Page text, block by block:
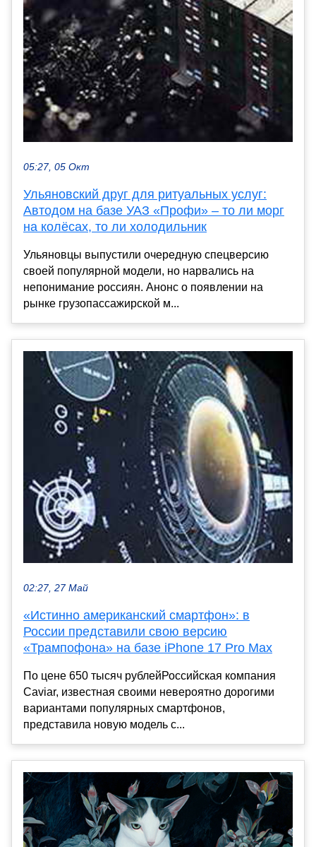
05:27, 05 Окт
Ульяновский друг для ритуальных услуг:
Автодом на базе УАЗ «Профи» – то ли морг
на колёсах, то ли холодильник
Ульяновцы выпустили очередную спецверсию
своей популярной модели, но нарвались на
непонимание россиян. Анонс о появлении на
рынке грузопассажирской м...
02:27, 27 Май
«Истинно американский смартфон»: в
России представили свою версию
«Трампофона» на базе iPhone 17 Pro Max
По цене 650 тысяч рублейРоссийская компания
Caviar, известная своими невероятно дорогими
вариантами популярных смартфонов,
представила новую модель с...